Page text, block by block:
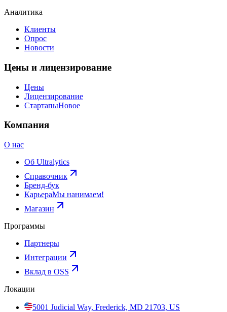
Аналитика
Клиенты
Опрос
Новости
Цены и лицензирование
Цены
Лицензирование
СтартапыНовое
Компания
О нас
Об Ultralytics
Справочник
Бренд-бук
КарьераМы нанимаем!
Магазин
Программы
Партнеры
Интеграции
Вклад в OSS
Локации
5001 Judicial Way, Frederick, MD 21703, US